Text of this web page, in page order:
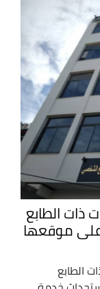
الطابع
موقعها